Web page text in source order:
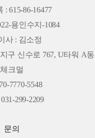
: 615-86-16477
용인수지-1084
사 : 김소정
구 신수로 767, U타워 A
체크멀
7770-5548
299-2209
문의